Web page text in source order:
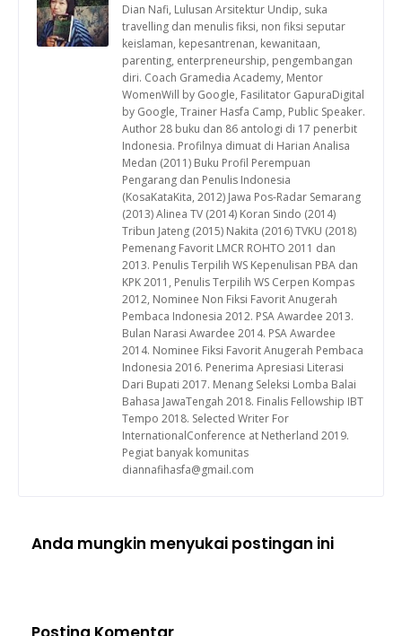
Dian Nafi, Lulusan Arsitektur Undip, suka
travelling dan menulis fiksi, non fiksi seputar
keislaman, kepesantrenan, kewanitaan,
parenting, enterpreneurship, pengembangan
diri. Coach Gramedia Academy, Mentor
WomenWill by Google, Fasilitator GapuraDigital
by Google, Trainer Hasfa Camp, Public Speaker.
Author 28 buku dan 86 antologi di 17 penerbit
Indonesia. Profilnya dimuat di Harian Analisa
Medan (2011) Buku Profil Perempuan
Pengarang dan Penulis Indonesia
(KosaKataKita, 2012) Jawa Pos-Radar Semarang
(2013) Alinea TV (2014) Koran Sindo (2014)
Tribun Jateng (2015) Nakita (2016) TVKU (2018)
Pemenang Favorit LMCR ROHTO 2011 dan
2013. Penulis Terpilih WS Kepenulisan PBA dan
KPK 2011, Penulis Terpilih WS Cerpen Kompas
2012, Nominee Non Fiksi Favorit Anugerah
Pembaca Indonesia 2012. PSA Awardee 2013.
Bulan Narasi Awardee 2014. PSA Awardee
2014. Nominee Fiksi Favorit Anugerah Pembaca
Indonesia 2016. Penerima Apresiasi Literasi
Dari Bupati 2017. Menang Seleksi Lomba Balai
Bahasa JawaTengah 2018. Finalis Fellowship IBT
Tempo 2018. Selected Writer For
InternationalConference at Netherland 2019.
Pegiat banyak komunitas
diannafihasfa@gmail.com
Anda mungkin menyukai postingan ini